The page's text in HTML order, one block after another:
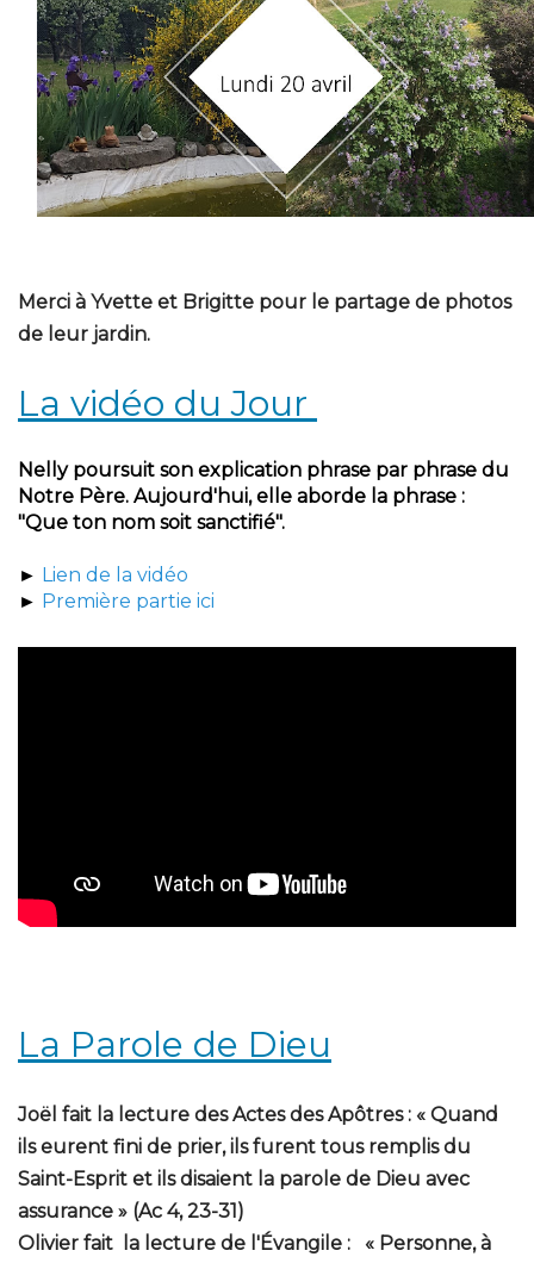
Merci à Yvette et Brigitte pour le partage de photos
de leur jardin.
La vidéo du Jour
Nelly poursuit son explication phrase par phrase du
Notre Père. Aujourd'hui, elle aborde la phrase :
"Que ton nom soit sanctifié".
► Lien de la vidéo
► Première partie ici
La Parole de Dieu
Joël fait la lecture des Actes des Apôtres : « Quand
ils eurent fini de prier, ils furent tous remplis du
Saint-Esprit et ils disaient la parole de Dieu avec
assurance » (Ac 4, 23-31)
Olivier fait la lecture de l'Évangile :
« Personne, à